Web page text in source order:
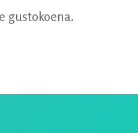
gustokoena.